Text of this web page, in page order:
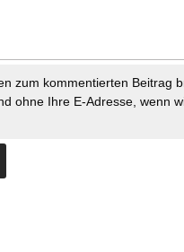
zum kommentierten Beitrag
ohne Ihre E-Adresse, wenn